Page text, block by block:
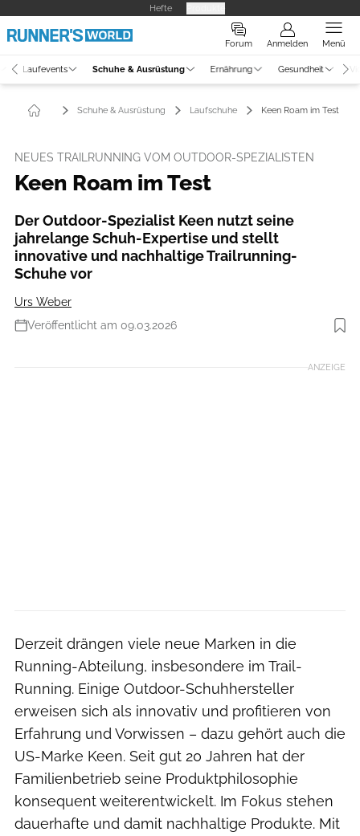
Hefte
Forum Anmelden Menü
Laufevents Schuhe & Ausrüstung Ernährung Gesundheit
Schuhe & Ausrüstung Laufschuhe Keen Roam im Test
NEUES TRAILRUNNING VOM OUTDOOR-SPEZIALISTEN
Keen Roam im Test
Der Outdoor-Spezialist Keen nutzt seine
jahrelange Schuh-Expertise und stellt
innovative und nachhaltige Trailrunning-
Schuhe vor
Urs Weber
Veröffentlicht am 09.03.2026
Foto: Hersteller
ANZEIGE
Derzeit drängen viele neue Marken in die
Running-Abteilung, insbesondere im Trail-
Running. Einige Outdoor-Schuhhersteller
erweisen sich als innovativ und profitieren von
Erfahrung und Vorwissen – dazu gehört auch die
US-Marke Keen. Seit gut 20 Jahren hat der
Familienbetrieb seine Produktphilosophie
konsequent weiterentwickelt. Im Fokus stehen
dauerhafte und damit nachhaltige Produkte. Mit